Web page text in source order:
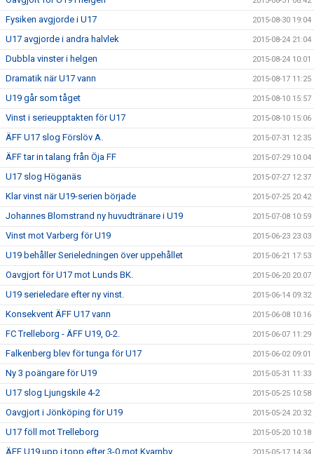
Fysiken avgjorde i U17 2015-08-30 19:04
U17 avgjorde i andra halvlek 2015-08-24 21:04
Dubbla vinster i helgen 2015-08-24 10:01
Dramatik när U17 vann 2015-08-17 11:25
U19 går som tåget 2015-08-10 15:57
Vinst i serieupptakten för U17 2015-08-10 15:06
ÄFF U17 slog Förslöv A. 2015-07-31 12:35
ÄFF tar in talang från Öja FF 2015-07-29 10:04
U17 slog Höganäs 2015-07-27 12:37
Klar vinst när U19-serien började 2015-07-25 20:42
Johannes Blomstrand ny huvudtränare i U19 2015-07-08 10:59
Vinst mot Varberg för U19 2015-06-23 23:03
U19 behåller Serieledningen över uppehållet 2015-06-21 17:53
Oavgjort för U17 mot Lunds BK. 2015-06-20 20:07
U19 serieledare efter ny vinst. 2015-06-14 09:32
Konsekvent ÄFF U17 vann 2015-06-08 10:16
FC Trelleborg - ÄFF U19, 0-2. 2015-06-07 11:29
Falkenberg blev för tunga för U17 2015-06-02 09:01
Ny 3 poängare för U19 2015-05-31 11:33
U17 slog Ljungskile 4-2 2015-05-25 10:58
Oavgjort i Jönköping för U19 2015-05-24 20:32
U17 föll mot Trelleborg 2015-05-20 10:18
ÄFF U19 upp i topp efter 3-0 mot Kvarnby